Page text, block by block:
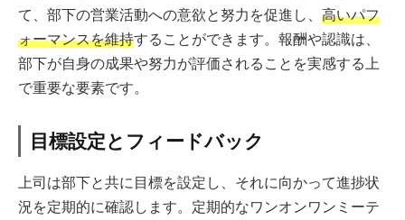
て、部下の営業活動への意欲と努力を促進し、 高いパフ
ォーマンスを維持することができます。報酬や認識は、
部下が自身の成果や努力が評価されることを実感する上
で重要な要素です。
目標設定とフィードバック
上司は部下と共に目標を設定し、それに向かって進捗状
況を定期的に確認します。定期的なワンオンワンミーテ